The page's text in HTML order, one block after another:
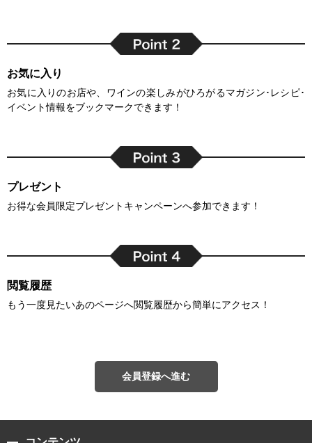
お気に入り
お気に入りのお店や、ワインの楽しみがひろがるマガジン･レシピ･
イベント情報をブックマークできます！
プレゼント
お得な会員限定プレゼントキャンペーンへ参加できます！
閲覧履歴
もう一度見たいあのページへ閲覧履歴から簡単にアクセス！
会員登録へ進む